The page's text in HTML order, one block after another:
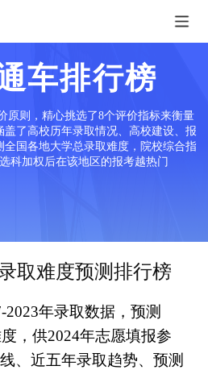
车排行榜
原则，精心挑选了8个评价指标来衡量
了高校历年录取情况、高校建设、报
国各地大学总录取难度，院校综合指
科加权后在该地区的报考越热门
取难度预测排行榜
年录取数据，预测
，供2024年志愿填报参
、近五年录取趋势、预测